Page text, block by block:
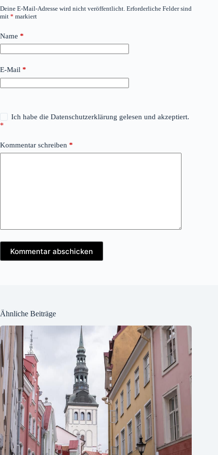
Deine E-Mail-Adresse wird nicht veröffentlicht. Erforderliche Felder sind
mit * markiert
Name *
E-Mail *
Ich habe die Datenschutzerklärung gelesen und akzeptiert.
*
Kommentar schreiben *
Kommentar abschicken
Ähnliche Beiträge